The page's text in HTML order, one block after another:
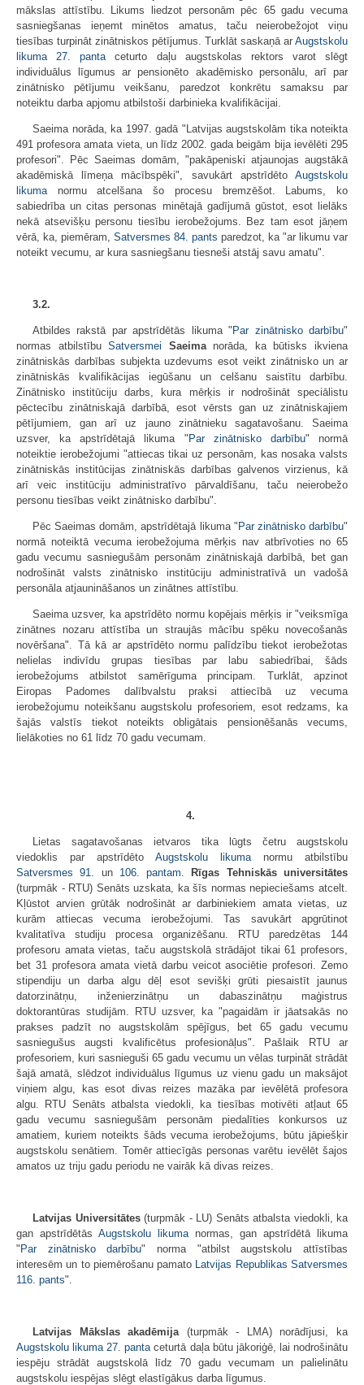
mākslas attīstību. Likums liedzot personām pēc 65 gadu vecuma
sasniegšanas ieņemt minētos amatus, taču neierobežojot viņu
tiesības turpināt zinātniskos pētījumus. Turklāt saskaņā ar Augstskolu
likuma
27. pantaceturto daļu augstskolas rektors varot slēgt
individuālus līgumus ar pensionēto akadēmisko personālu, arī par
zinātnisko pētījumu veikšanu, paredzot konkrētu samaksu par
noteiktu darba apjomu atbilstoši darbinieka kvalifikācijai.
Saeima norāda, ka 1997. gadā "Latvijas augstskolām tika noteikta
491 profesora amata vieta, un līdz 2002. gada beigām bija ievēlēti 295
profesori". Pēc Saeimas domām, "pakāpeniski atjaunojas augstākā
akadēmiskā līmeņa mācībspēki", savukārt apstrīdēto Augstskolu
likumanormu atcelšana šo procesu bremzēšot. Labums, ko
sabiedrība un citas personas minētajā gadījumā gūstot, esot lielāks
nekā atsevišķu personu tiesību ierobežojums. Bez tam esot jāņem
vērā, ka, piemēram, Satversmes 84. pants paredzot, ka "ar likumu var
noteikt vecumu, ar kura sasniegšanu tiesneši atstāj savu amatu".
3.2.
Atbildes rakstā par apstrīdētās likuma " Par zinātnisko darbību"
normas atbilstībuSatversmei Saeimanorāda, ka būtisks ikviena
zinātniskās darbības subjekta uzdevums esot veikt zinātnisko un ar
zinātniskās kvalifikācijas iegūšanu un celšanu saistītu darbību.
Zinātnisko institūciju darbs, kura mērķis ir nodrošināt speciālistu
pēctecību zinātniskajā darbībā, esot vērsts gan uz zinātniskajiem
pētījumiem, gan arī uz jauno zinātnieku sagatavošanu. Saeima
uzsver, ka apstrīdētajā likuma " Par zinātnisko darbību" normā
noteiktie ierobežojumi "attiecas tikai uz personām, kas nosaka valsts
zinātniskās institūcijas zinātniskās darbības galvenos virzienus, kā
arī veic institūciju administratīvo pārvaldīšanu, taču neierobežo
personu tiesības veikt zinātnisko darbību".
Pēc Saeimas domām, apstrīdētajā likuma " Par zinātnisko darbību"
normā noteiktā vecuma ierobežojuma mērķis nav atbrīvoties no 65
gadu vecumu sasniegušām personām zinātniskajā darbībā, bet gan
nodrošināt valsts zinātnisko institūciju administratīvā un vadošā
personāla atjaunināšanos un zinātnes attīstību.
Saeima uzsver, ka apstrīdēto normu kopējais mērķis ir "veiksmīga
zinātnes nozaru attīstība un straujās mācību spēku novecošanās
novēršana". Tā kā ar apstrīdēto normu palīdzību tiekot ierobežotas
nelielas indivīdu grupas tiesības par labu sabiedrībai, šāds
ierobežojums atbilstot samērīguma principam. Turklāt, apzinot
Eiropas Padomes dalībvalstu praksi attiecībā uz vecuma
ierobežojumu noteikšanu augstskolu profesoriem, esot redzams, ka
šajās valstīs tiekot noteikts obligātais pensionēšanās vecums,
lielākoties no 61 līdz 70 gadu vecumam.
4.
Lietas sagatavošanas ietvaros tika lūgts četru augstskolu
viedoklis par apstrīdēto Augstskolu likumanormu atbilstību
Satversmes
91. un 106. pantam.
Rīgas Tehniskās universitātes
(turpmāk - RTU) Senāts uzskata, ka šīs normas nepieciešams atcelt.
Kļūstot arvien grūtāk nodrošināt ar darbiniekiem amata vietas, uz
kurām attiecas vecuma ierobežojumi. Tas savukārt apgrūtinot
kvalitatīva studiju procesa organizēšanu. RTU paredzētas 144
profesoru amata vietas, taču augstskolā strādājot tikai 61 profesors,
bet 31 profesora amata vietā darbu veicot asociētie profesori. Zemo
stipendiju un darba algu dēļ esot sevišķi grūti piesaistīt jaunus
datorzinātņu, inženierzinātņu un dabaszinātņu maģistrus
doktorantūras studijām. RTU uzsver, ka "pagaidām ir jāatsakās no
prakses padzīt no augstskolām spējīgus, bet 65 gadu vecumu
sasniegušus augsti kvalificētus profesionāļus". Pašlaik RTU ar
profesoriem, kuri sasnieguši 65 gadu vecumu un vēlas turpināt strādāt
šajā amatā, slēdzot individuālus līgumus uz vienu gadu un maksājot
viņiem algu, kas esot divas reizes mazāka par ievēlētā profesora
algu. RTU Senāts atbalsta viedokli, ka tiesības motivēti atļaut 65
gadu vecumu sasniegušām personām piedalīties konkursos uz
amatiem, kuriem noteikts šāds vecuma ierobežojums, būtu jāpiešķir
augstskolu senātiem. Tomēr attiecīgās personas varētu ievēlēt šajos
amatos uz triju gadu periodu ne vairāk kā divas reizes.
Latvijas Universitātes(turpmāk - LU) Senāts atbalsta viedokli, ka
gan apstrīdētās Augstskolu likumanormas, gan apstrīdētā likuma
" Par zinātnisko darbību" norma "atbilst augstskolu attīstības
interesēm un to piemērošanu pamato Latvijas Republikas Satversmes
116. pants".
Latvijas Mākslas akadēmija(turpmāk - LMA) norādījusi, ka
Augstskolu likuma 27. pantaceturtā daļa būtu jākoriģē, lai nodrošinātu
iespēju strādāt augstskolā līdz 70 gadu vecumam un palielinātu
augstskolu iespējas slēgt elastīgākus darba līgumus.